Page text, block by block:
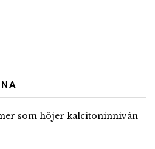
som höjer kalcitoninnivån